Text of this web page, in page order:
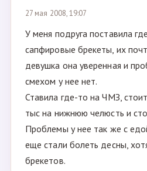
27 мая 2008, 19:07
У меня подруга поставила
сапфировые брекеты, их
девушка она уверенная и
смехом у нее нет.
Ставила где-то на ЧМЗ,
тыс на нижнюю челюсть и
Проблемы у нее так же с
еще стали болеть десны,
брекетов.